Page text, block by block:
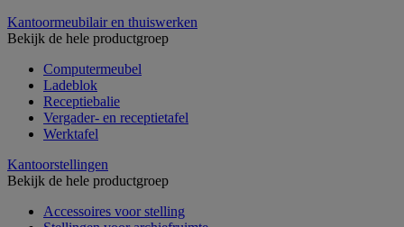
Kantoormeubilair en thuiswerken
Bekijk de hele productgroep
Computermeubel
Ladeblok
Receptiebalie
Vergader- en receptietafel
Werktafel
Kantoorstellingen
Bekijk de hele productgroep
Accessoires voor stelling